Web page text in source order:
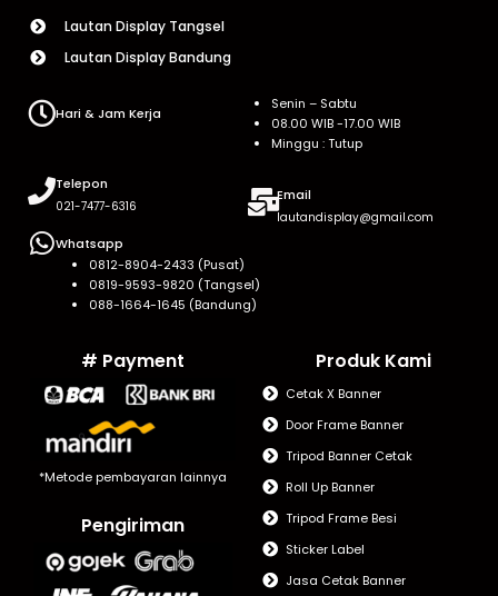
Lautan Display Tangsel
Lautan Display Bandung
Hari & Jam Kerja
Senin – Sabtu
08.00 WIB -17.00 WIB
Minggu : Tutup
Telepon
021-7477-6316
Email
lautandisplay@gmail.com
Whatsapp
0812-8904-2433 (Pusat)
0819-9593-9820 (Tangsel)
088-1664-1645 (Bandung)
# Payment
*Metode pembayaran lainnya
Pengiriman
Produk Kami
Cetak X Banner
Door Frame Banner
Tripod Banner Cetak
Roll Up Banner
Tripod Frame Besi
Sticker Label
Jasa Cetak Banner